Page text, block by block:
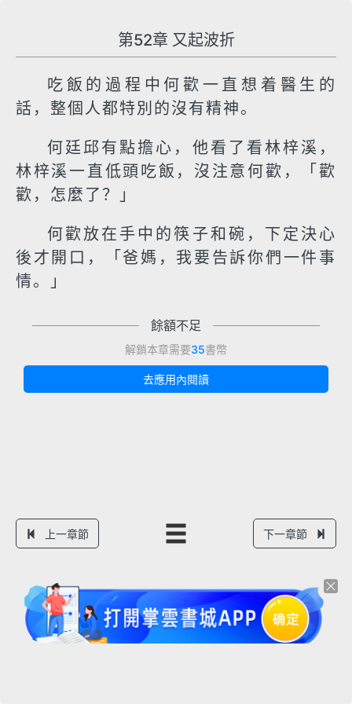
第52章 又起波折
吃飯的過程中何歡一直想着醫生的
話，整個人都特別的沒有精神。
何廷邱有點擔心，他看了看林梓溪，
林梓溪一直低頭吃飯，沒注意何歡，「歡
歡，怎麼了？」
何歡放在手中的筷子和碗，下定決心
後才開口，「爸媽，我要告訴你們一件事
情。」
餘額不足
解鎖本章需要35書幣
去應用內閱讀
上一章節 下一章節